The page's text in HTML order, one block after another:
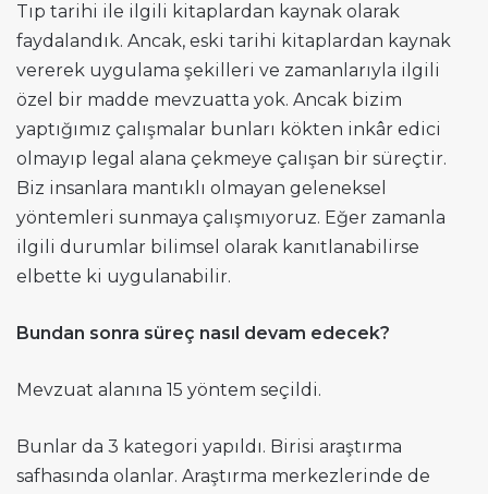
Tıp tarihi ile ilgili kitaplardan kaynak olarak
faydalandık. Ancak, eski tarihi kitaplardan kaynak
vererek uygulama şekilleri ve zamanlarıyla ilgili
özel bir madde mevzuatta yok. Ancak bizim
yaptığımız çalışmalar bunları kökten inkâr edici
olmayıp legal alana çekmeye çalışan bir süreçtir.
Biz insanlara mantıklı olmayan geleneksel
yöntemleri sunmaya çalışmıyoruz. Eğer zamanla
ilgili durumlar bilimsel olarak kanıtlanabilirse
elbette ki uygulanabilir.
Bundan sonra süreç nasıl devam edecek?
Mevzuat alanına 15 yöntem seçildi.
Bunlar da 3 kategori yapıldı. Birisi araştırma
safhasında olanlar. Araştırma merkezlerinde de